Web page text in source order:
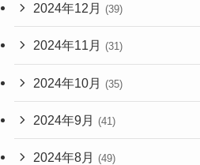
2024年12月 (39)
2024年11月 (31)
2024年10月 (35)
2024年9月 (41)
2024年8月 (49)